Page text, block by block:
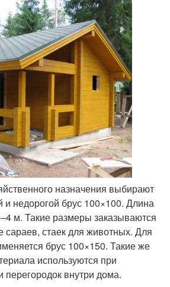
назначения выбирают
и недорогой брус 100×100. Длина
м. Такие размеры заказываются
сараев, стаек для животных. Для
брус 100×150. Такие же
используются при
перегородок внутри дома.